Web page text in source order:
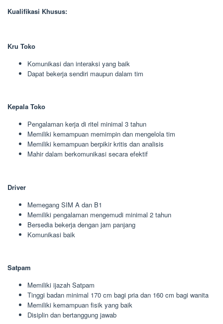
Kualifikasi Khusus:
Kru Toko
Komunikasi dan interaksi yang baik
Dapat bekerja sendiri maupun dalam tim
Kepala Toko
Pengalaman kerja di ritel minimal 3 tahun
Memiliki kemampuan memimpin dan mengelola tim
Memiliki kemampuan berpikir kritis dan analisis
Mahir dalam berkomunikasi secara efektif
Driver
Memegang SIM A dan B1
Memiliki pengalaman mengemudi minimal 2 tahun
Bersedia bekerja dengan jam panjang
Komunikasi baik
Satpam
Memiliki ijazah Satpam
Tinggi badan minimal 170 cm bagi pria dan 160 cm bagi wanita
Memiliki kemampuan fisik yang baik
Disiplin dan bertanggung jawab